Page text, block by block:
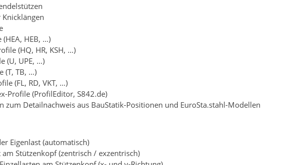
(HEA, HEB, …)
(HQ, HR, KSH, …)
(U, UPE, …)
(T, TB, …)
(FL, RD, VKT, …)
Profile (ProfilEditor, S842.de)
zum Detailnachweis aus BauStatik-Positionen und EuroSta.stahl-Modellen
Eigenlast (automatisch)
Stützenkopf (zentrisch / exzentrisch)